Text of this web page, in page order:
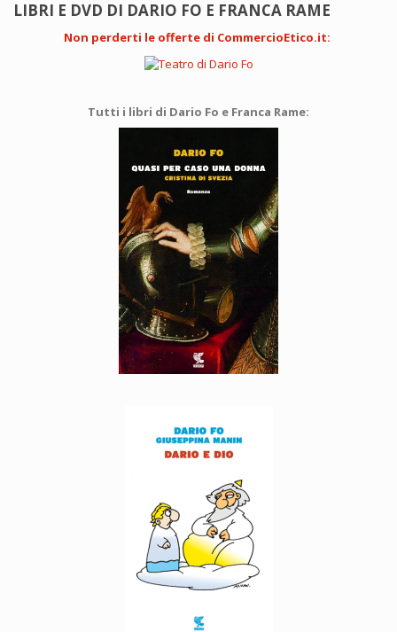
LIBRI E DVD DI DARIO FO E FRANCA RAME
Non perderti le offerte di CommercioEtico.it:
Tutti i libri di Dario Fo e Franca Rame: